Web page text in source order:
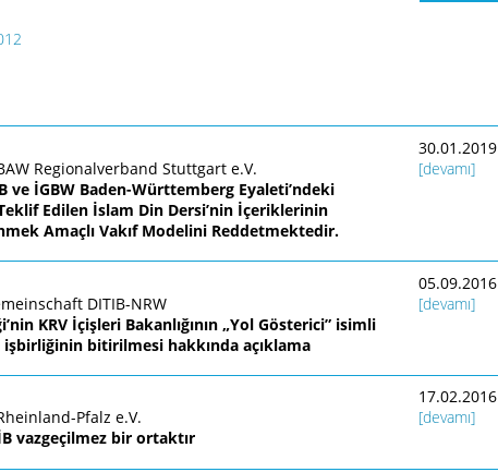
Regionalverband Stuttgart e.V.
ve İGBW Baden-Württemberg Eyaleti’ndeki
Edilen İslam Din Dersi’nin İçeriklerinin
Amaçlı Vakıf Modelini Reddetmektedir.
30.01.2019
[devamı]
DITIB-NRW
KRV İçişleri Bakanlığının „Yol Gösterici” isimli
bitirilmesi hakkında açıklama
05.09.2016
[devamı]
Pfalz e.V.
vazgeçilmez bir ortaktır
17.02.2016
[devamı]